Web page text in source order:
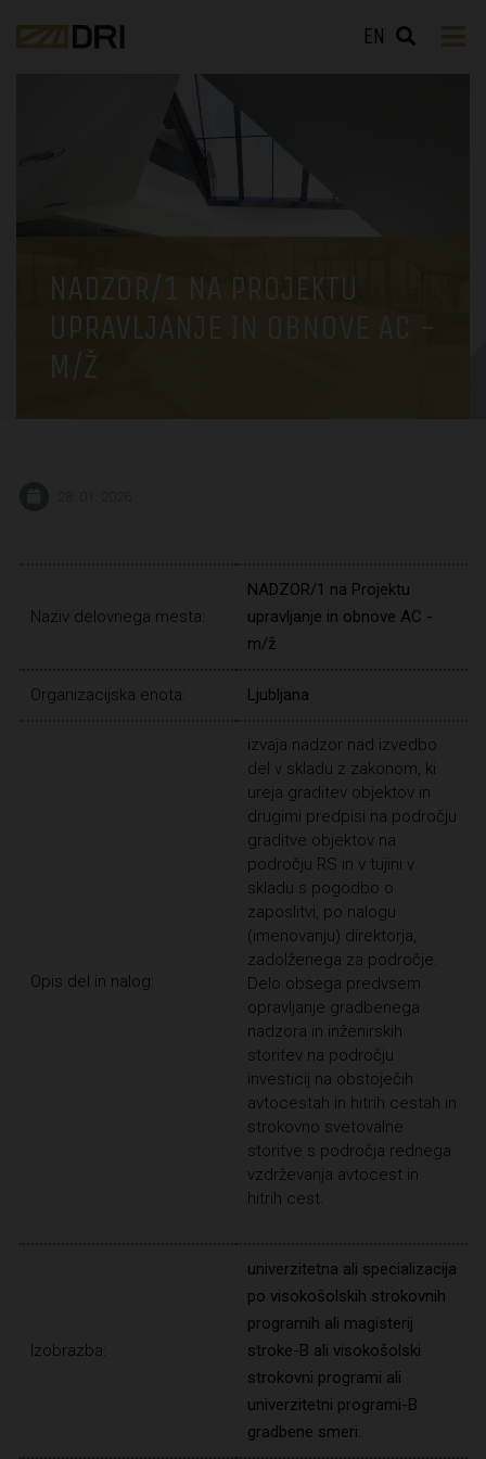
EN
NADZOR/1 NA PROJEKTU
UPRAVLJANJE IN OBNOVE AC -
M/Ž
Naziv delovnega mesta:
NADZOR/1 na Projektu
upravljanje in obnove AC -
m/ž
Organizacijska enota: Ljubljana
Opis del in nalog:
izvaja nadzor nad izvedbo
del v skladu z zakonom, ki
ureja graditev objektov in
drugimi predpisi na področju
graditve objektov na
področju RS in v tujini v
skladu s pogodbo o
zaposlitvi, po nalogu
(imenovanju) direktorja,
zadolženega za področje.
Delo obsega predvsem
opravljanje gradbenega
nadzora in inženirskih
storitev na področju
investicij na obstoječih
avtocestah in hitrih cestah in
strokovno svetovalne
storitve s področja rednega
vzdrževanja avtocest in
hitrih cest.
Izobrazba:
univerzitetna ali specializacija
po visokošolskih strokovnih
programih ali magisterij
stroke-B ali visokošolski
strokovni programi ali
univerzitetni programi-B
gradbene smeri.